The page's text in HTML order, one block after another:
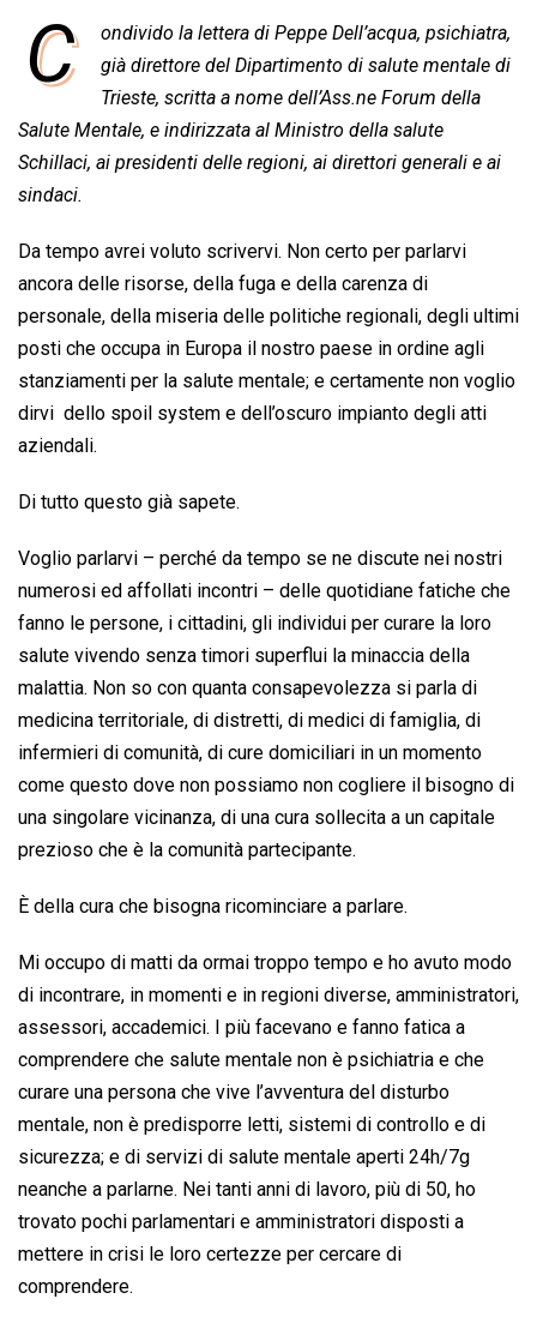
c
e
o
o
k
a
t
s
A
p
n
k
e
d
I
r
e
a
d
s
a
i
l
p
y
L
i
n
i
n
t
C
ondivido la lettera di Peppe Dell’acqua, psichiatra,
già direttore del Dipartimento di salute mentale di
Trieste, scritta a nome dell’Ass.ne Forum della
Salute Mentale, e indirizzata al Ministro della salute
Schillaci, ai presidenti delle regioni, ai direttori generali e ai
sindaci.
Da tempo avrei voluto scrivervi. Non certo per parlarvi
ancora delle risorse, della fuga e della carenza di
personale, della miseria delle politiche regionali, degli ultimi
posti che occupa in Europa il nostro paese in ordine agli
stanziamenti per la salute mentale; e certamente non voglio
dirvi dello spoil system e dell’oscuro impianto degli atti
aziendali.
Di tutto questo già sapete.
Voglio parlarvi – perché da tempo se ne discute nei nostri
numerosi ed affollati incontri – delle quotidiane fatiche che
fanno le persone, i cittadini, gli individui per curare la loro
salute vivendo senza timori superflui la minaccia della
malattia. Non so con quanta consapevolezza si parla di
medicina territoriale, di distretti, di medici di famiglia, di
infermieri di comunità, di cure domiciliari in un momento
come questo dove non possiamo non cogliere il bisogno di
una singolare vicinanza, di una cura sollecita a un capitale
prezioso che è la comunità partecipante.
È della cura che bisogna ricominciare a parlare.
Mi occupo di matti da ormai troppo tempo e ho avuto modo
di incontrare, in momenti e in regioni diverse, amministratori,
assessori, accademici. I più facevano e fanno fatica a
comprendere che salute mentale non è psichiatria e che
curare una persona che vive l’avventura del disturbo
mentale, non è predisporre letti, sistemi di controllo e di
sicurezza; e di servizi di salute mentale aperti 24h/7g
neanche a parlarne. Nei tanti anni di lavoro, più di 50, ho
trovato pochi parlamentari e amministratori disposti a
mettere in crisi le loro certezze per cercare di
comprendere.